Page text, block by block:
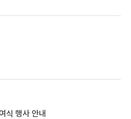
식 행사 안내